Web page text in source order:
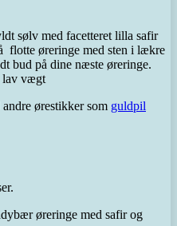
sølv med facetteret lilla safir
flotte øreringe med sten i lækre
bud på dine næste øreringe.
lav vægt
ørestikker som guldpil
øreringe med safir og